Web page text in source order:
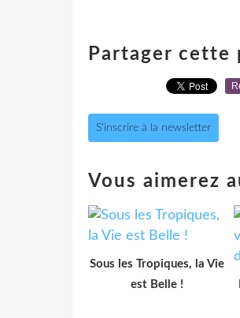
Partager cette
S'inscrire à la newsletter
Vous aimerez
Sous les Tropiques, la Vie
est Belle !